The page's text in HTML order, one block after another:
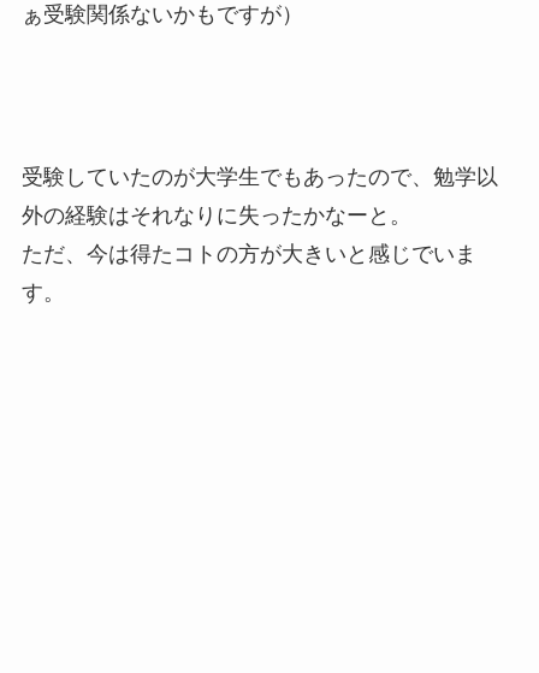
ぁ受験関係ないかもですが）
受験していたのが大学生でもあったので、勉学以
外の経験はそれなりに失ったかなーと。
ただ、今は得たコトの方が大きいと感じでいま
す。